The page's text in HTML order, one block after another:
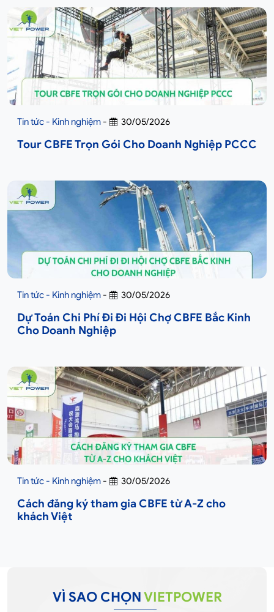
Tin tức - Kinh nghiệm - 30/05/2026
Tour CBFE Trọn Gói Cho Doanh Nghiệp PCCC
Tin tức - Kinh nghiệm - 30/05/2026
Dự Toán Chi Phí Đi Đi Hội Chợ CBFE Bắc Kinh
Cho Doanh Nghiệp
Tin tức - Kinh nghiệm - 30/05/2026
Cách đăng ký tham gia CBFE từ A-Z cho
khách Việt
VÌ SAO CHỌNVIETPOWER